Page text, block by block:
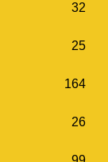
32
25
164
26